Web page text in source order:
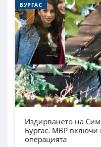
БУРГАС
Издирването на
Бургас. МВР включи
операцията